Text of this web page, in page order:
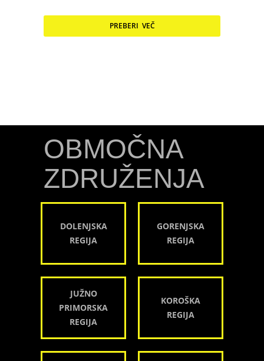
PREBERI VEČ
OBMOČNA
ZDRUŽENJA
DOLENJSKA
REGIJA
GORENJSKA
REGIJA
JUŽNO
PRIMORSKA
REGIJA
KOROŠKA
REGIJA